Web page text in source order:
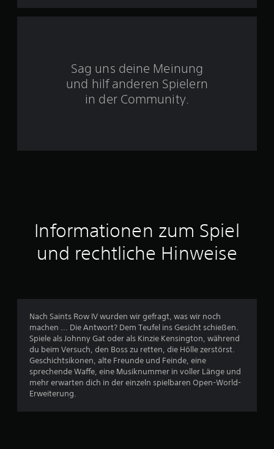
s
5
9
8
0
e
Sag uns deine Meinung
und hilf anderen Spielern
in der Community.
Informationen zum Spiel
und rechtliche Hinweise
Nach Saints Row IV wurden wir gefragt, was wir noch
machen ... Die Antwort? Dem Teufel ins Gesicht schießen.
Spiele als Johnny Gat oder als Kinzie Kensington, während
du beim Versuch, den Boss zu retten, die Hölle zerstörst.
Geschichtsikonen, alte Freunde und Feinde, eine
sprechende Waffe, eine Musiknummer in voller Länge und
mehr erwarten dich in der einzeln spielbaren Open-World-
Erweiterung.